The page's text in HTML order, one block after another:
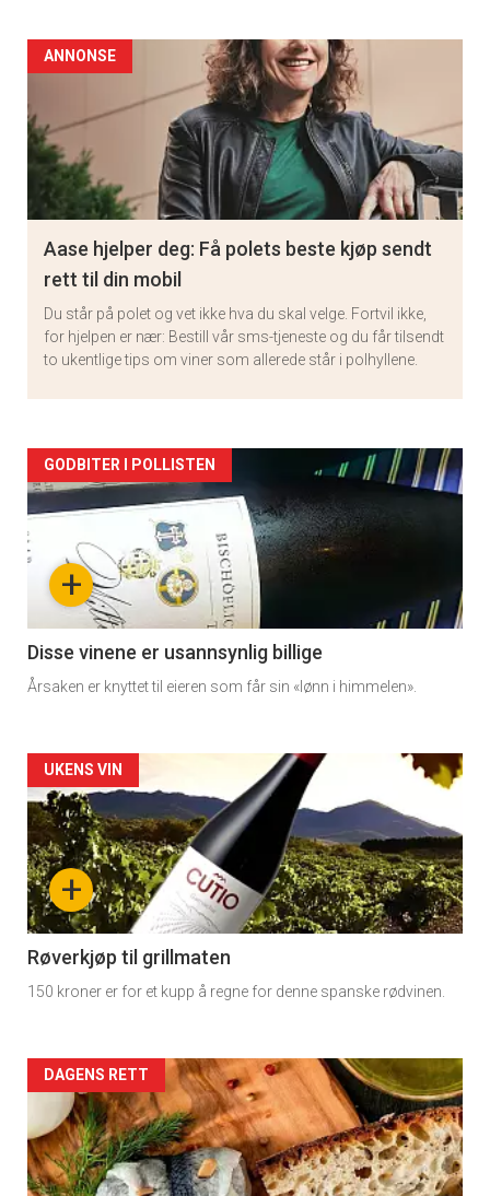
ANNONSE
Aase hjelper deg: Få polets beste kjøp sendt
rett til din mobil
Du står på polet og vet ikke hva du skal velge. Fortvil ikke,
for hjelpen er nær: Bestill vår sms-tjeneste og du får tilsendt
to ukentlige tips om viner som allerede står i polhyllene.
Artikler
detail
-
section
11
+
GODBITER I POLLISTEN
Disse vinene er usannsynlig billige
Årsaken er knyttet til eieren som får sin «lønn i himmelen».
Artikler
detail
-
section
11
Dagens
rett
+
UKENS VIN
Røverkjøp til grillmaten
150 kroner er for et kupp å regne for denne spanske rødvinen.
Artikler
detail
-
DAGENS RETT